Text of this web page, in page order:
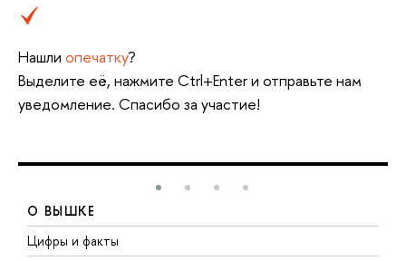
Нашли опечатку?
Выделите её, нажмите Ctrl+Enter и отправьте нам
уведомление. Спасибо за участие!
О ВЫШКЕ
Цифры и факты